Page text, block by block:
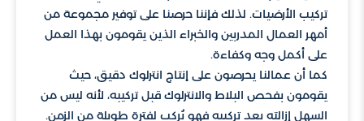
تركيب الأرضيات. لذلك فإننا حرصنا على توفير مجموعة من
أمهر العمال المدربين والخبراء الذين يقومون بهذا العمل
على أكمل وجه وكفاءة.
كما أن عمالنا يحرصون على إنتاج انترلوك دقيق، حيث
يقومون بفحص البلاط والانترلوك قبل تركيبه، لأنه ليس من
السهل إزالته بعد تركيبه فهو يُركب لفترة طويلة من الزمن.